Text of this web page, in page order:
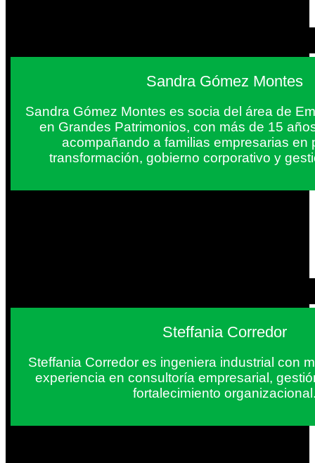
Sandra Gómez Montes
Sandra Gómez Montes es socia del área de
en Grandes Patrimonios, con más de 15
acompañando a familias empresarias en
transformación, gobierno corporativo y
Steffania Corredor
Steffania Corredor es ingeniera industrial con
experiencia en consultoría empresarial,
fortalecimiento